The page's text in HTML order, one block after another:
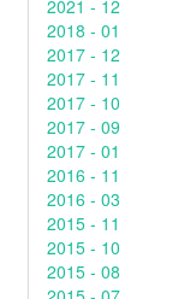
2021 - 12
2018 - 01
2017 - 12
2017 - 11
2017 - 10
2017 - 09
2017 - 01
2016 - 11
2016 - 03
2015 - 11
2015 - 10
2015 - 08